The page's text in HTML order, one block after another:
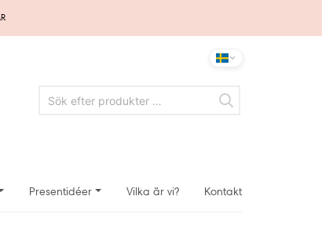
Presentidéer Vilka är vi? Kontakt